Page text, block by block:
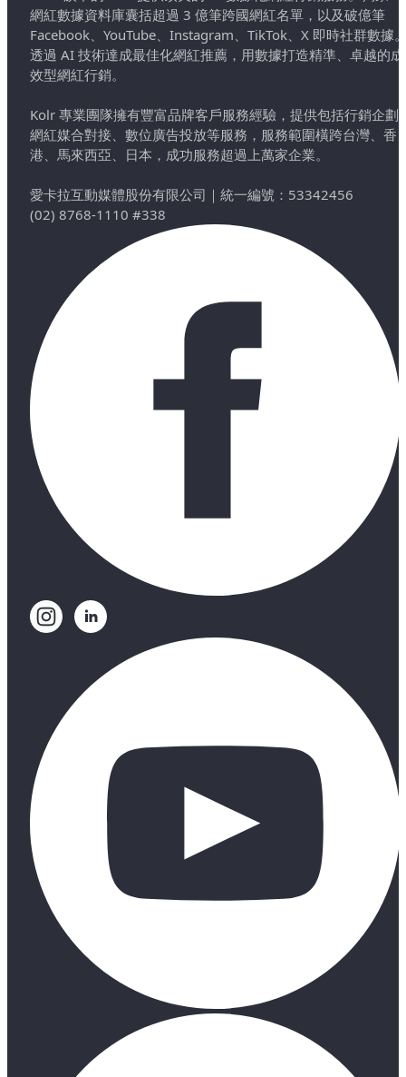
網紅數據資料庫囊括超過 3 億筆跨國網紅名單，以及破億筆
Facebook、YouTube、Instagram、TikTok、X 即時社群數據
透過 AI 技術達成最佳化網紅推薦，用數據打造精準、卓越的成
效型網紅行銷。
Kolr 專業團隊擁有豐富品牌客戶服務經驗，提供包括行銷企劃
網紅媒合對接、數位廣告投放等服務，服務範圍橫跨台灣、香
港、馬來西亞、日本，成功服務超過上萬家企業。
愛卡拉互動媒體股份有限公司 ｜ 統一編號：53342456
(02) 8768-1110 #338